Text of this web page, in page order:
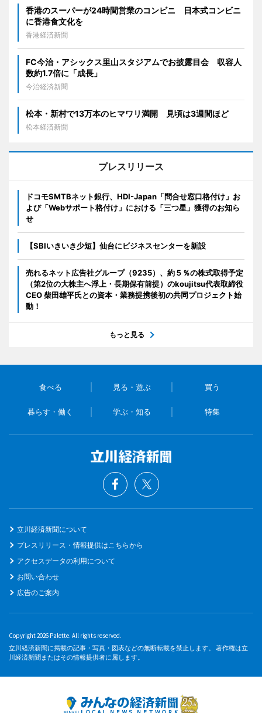
香港のスーパーが24時間営業のコンビニ 日本式コンビニ
に香港食文化を
香港経済新聞
FC今治・アシックス里山スタジアムでお披露目会 収容人
数約1.7倍に「成長」
今治経済新聞
松本・新村で13万本のヒマワリ満開 見頃は3週間ほど
松本経済新聞
プレスリリース
ドコモSMTBネット銀行、HDI-Japan「問合せ窓口格付け」お
よび「Webサポート格付け」における「三つ星」獲得のお知ら
せ
【SBIいきいき少短】仙台にビジネスセンターを新設
売れるネット広告社グループ（9235）、約５％の株式取得予定
（第2位の大株主へ浮上・長期保有前提）のkoujitsu代表取締役
CEO 柴田雄平氏との資本・業務提携後初の共同プロジェクト始
動！
もっと見る
食べる 見る・遊ぶ 買う
暮らす・働く 学ぶ・知る 特集
立川経済新聞について
プレスリリース・情報提供はこちらから
アクセスデータの利用について
お問い合わせ
広告のご案内
Copyright 2026 Palette. All rights reserved.
立川経済新聞に掲載の記事・写真・図表などの無断転載を禁止します。 著作権は立
川経済新聞またはその情報提供者に属します。